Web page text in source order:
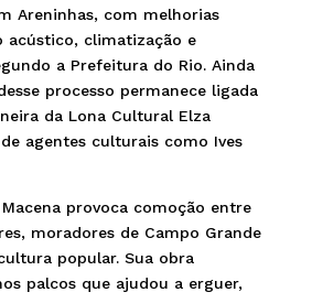
Areninhas, com melhorias
acústico, climatização e
a Prefeitura do Rio. Ainda
processo permanece ligada
da Lona Cultural Elza
agentes culturais como Ives
provoca comoção entre
moradores de Campo Grande
popular. Sua obra
palcos que ajudou a erguer,